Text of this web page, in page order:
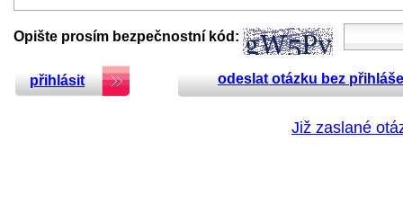
Opište prosím bezpečnostní kód:
přihlásit odeslat otázku bez
Již zaslané